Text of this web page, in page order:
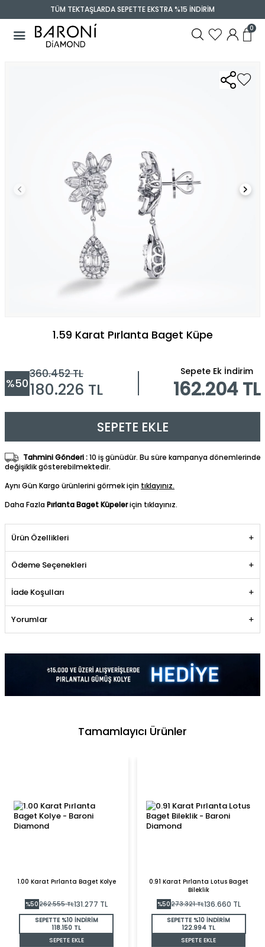
TÜM TEKTAŞLARDA SEPETTE EKSTRA %15 İNDİRİM
0
1.59 Karat Pırlanta Baget Küpe
%50
360.452TL
180.226 TL
Sepete Ek İndirim
162.204 TL
SEPETE EKLE
Tahmini Gönderi :10 iş günüdür. Bu süre kampanya dönemlerinde
değişiklik gösterebilmektedir.
Aynı Gün Kargo ürünlerini görmek için tıklayınız.
Daha FazlaPırlanta Baget Küpeleriçin tıklayınız.
Ürün Özellikleri
Ödeme Seçenekleri
İade Koşulları
Yorumlar
Tamamlayıcı Ürünler
1.00 Karat Pırlanta Baget Kolye
%50262.555TL131.277 TL
SEPETTE %10 İNDİRİM
118.150 TL
SEPETE EKLE
0.91 Karat Pırlanta Lotus Baget
Bileklik
%50273.321TL136.660 TL
SEPETTE %10 İNDİRİM
122.994 TL
SEPETE EKLE